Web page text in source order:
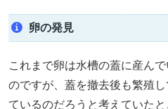
卵の発見
これまで卵は水槽の蓋に産ん
のですが、蓋を撤去後も繁殖
ているのだろうと考えていた